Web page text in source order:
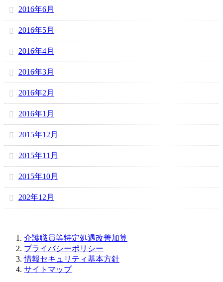
2016年6月
2016年5月
2016年4月
2016年3月
2016年2月
2016年1月
2015年12月
2015年11月
2015年10月
202年12月
介護職員等特定処遇改善加算
プライバシーポリシー
情報セキュリティ基本方針
サイトマップ